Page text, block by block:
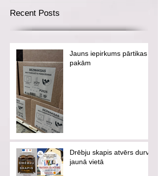
Recent Posts
Jauns iepirkums pārtikas
pakām
Drēbju skapis atvērs durvis
jaunā vietā